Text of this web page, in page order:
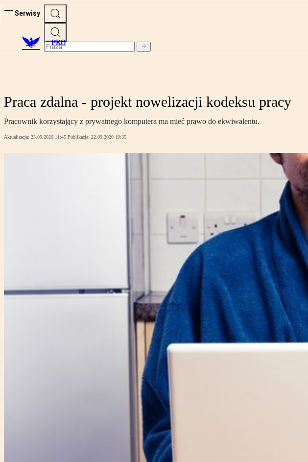
Serwisy
PRO
Praca zdalna - projekt nowelizacji kodeksu pracy
Pracownik korzystający z prywatnego komputera ma mieć prawo do ekwiwalentu.
Aktualizacja: 23.09.2020 11:45 Publikacja: 22.09.2020 19:35